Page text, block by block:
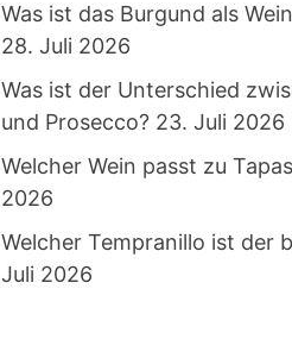
Was ist das Burgund als
28. Juli 2026
Was ist der Unterschied
und Prosecco? 23. Juli 2026
Welcher Wein passt zu
2026
Welcher Tempranillo ist der
Juli 2026